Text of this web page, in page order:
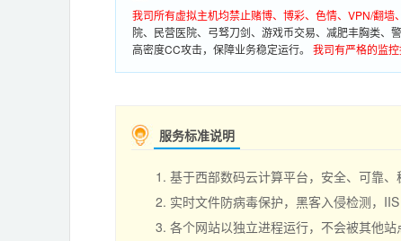
我司所有虚拟主机均禁止赌博、博彩、色情、VPN/翻
院、民营医院、弓驽刀剑、游戏币交易、减肥丰胸类、
高密度CC攻击，保障业务稳定运行。 我司有严格的监
服务标准说明
基于西部数码云计算平台，安全、可靠、
实时文件防病毒保护，黑客入侵检测，
各个网站以独立进程运行，不会被其他